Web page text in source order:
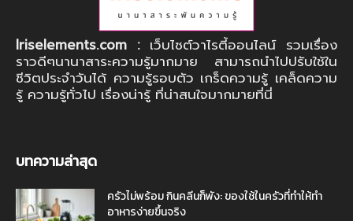
Iriselements.com : เว็บไซต์วาไรตี้ออนไลน์ รวมเรื่อง
ราวดีๆนานาสาระความรู้มากมาย สามารถนำไปปรับใช้ใน
ชีวิตประจำวันได้ ความรู้รอบตัว เกร็ดความรู้ เคล็ดความ
รู้ ความรู้ทั่วไป เรื่องน่ารู้ ที่น่าสนใจมากมายที่นี่
บทความล่าสุด
ครัวไม่พร้อม กินคลีนก็พัง: ของใช้ในครัวที่ทำให้ทำ
อาหารง่ายขึ้นจริง